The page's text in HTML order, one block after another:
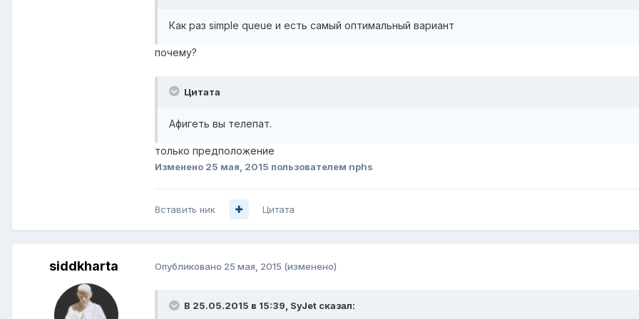
Как раз simple queue и есть самый оптимальный вариант
почему?
Цитата
Афигеть вы телепат.
только предположение
Изменено 25 мая, 2015 пользователем nphs
Вставить ник Цитата
siddkharta Опубликовано 25 мая, 2015 (изменено)
В 25.05.2015 в 15:39, SyJet сказал: